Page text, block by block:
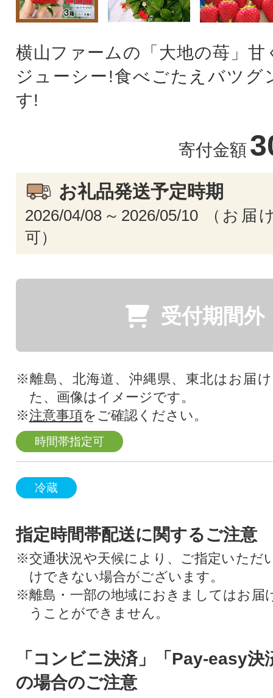
横山ファームの「大地の苺」甘
ジューシー!食べごたえバツグ
す!
寄付金額
お礼品発送予定時期
2026/04/08～2026/05/10 （お届
可）
受付期間外
※離島、北海道、沖縄県、東北はお届
た、画像はイメージです。
※注意事項をご確認ください。
時間帯指定可
冷蔵
指定時間帯配送に関するご注意
※交通状況や天候により、ご指定いただ
けできない場合がございます。
※離島・一部の地域におきましてはお届
うことができません。
「コンビニ決済」「Pay-easy決
の場合のご注意